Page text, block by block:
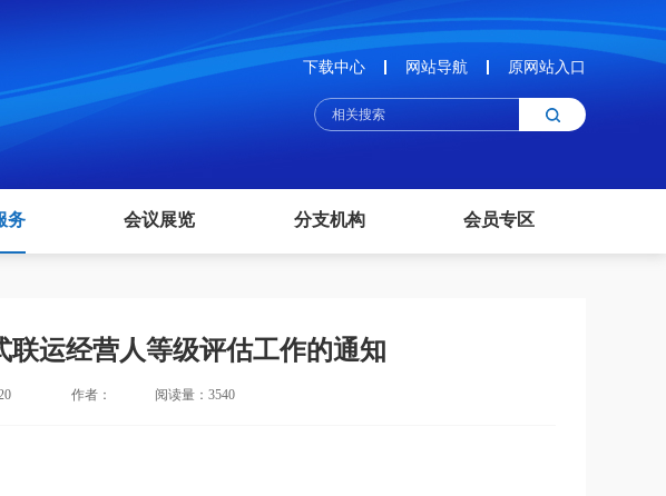
下载中心 网站导航 原网站入口
务 会议展览 分支机构 会员专区
联运经营人等级评估工作的通知
作者： 阅读量：3540